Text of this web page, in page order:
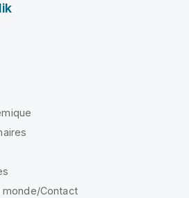
monde/Contact